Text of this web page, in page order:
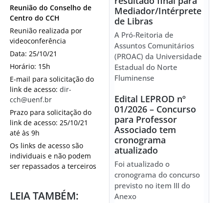
Reunião do Conselho de
Centro do CCH
Reunião realizada por
videoconferência
Data: 25/10/21
Horário: 15h
E-mail para solicitação do
link de acesso: dir-
cch@uenf.br
Prazo para solicitação do
link de acesso: 25/10/21
até às 9h
Os links de acesso são
individuais e não podem
ser repassados a terceiros
LEIA TAMBÉM:
Mediador/Intérprete
de Libras
A Pró-Reitoria de
Assuntos Comunitários
(PROAC) da Universidade
Estadual do Norte
Fluminense
Edital LEPROD nº
01/2026 – Concurso
para Professor
Associado tem
cronograma
atualizado
Foi atualizado o
cronograma do concurso
previsto no item III do
Anexo